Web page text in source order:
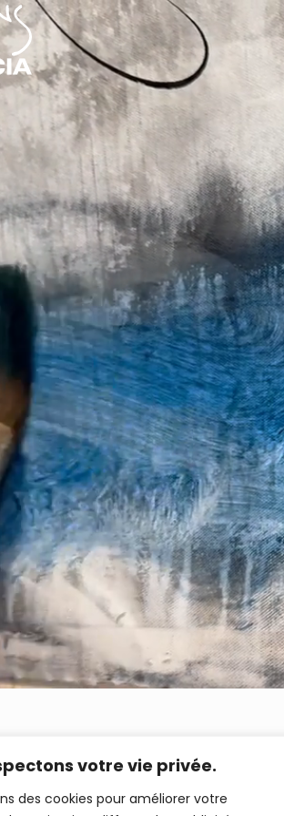
votre vie privée.
des cookies pour améliorer votre